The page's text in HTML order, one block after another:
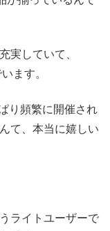
実していて、
ます。
り頻繁に開催され
て、本当に嬉しい
ライトユーザーで